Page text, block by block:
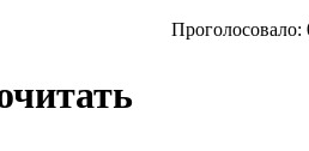
Проголосовало: